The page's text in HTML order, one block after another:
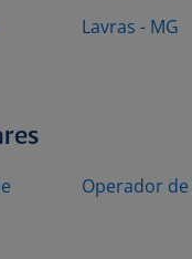
Lavras - MG
Operador